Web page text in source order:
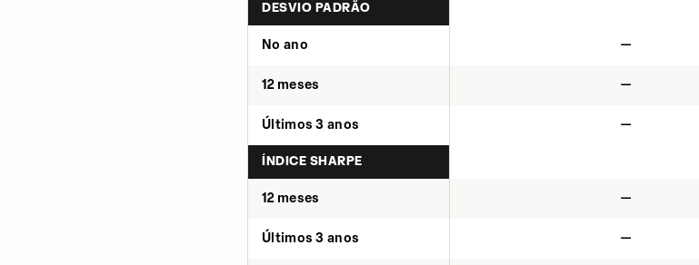
DESVIO PADRÃO
No ano —
12 meses —
Últimos 3 anos —
ÍNDICE SHARPE
12 meses —
Últimos 3 anos —